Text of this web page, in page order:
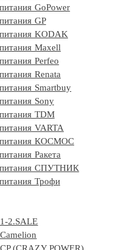
GoPower
GP
KODAK
Maxell
Perfeo
Renata
Smartbuy
Sony
TDM
VARTA
питания КОСМОС
Ракета
питания СПУТНИК
Трофи
2.SALE